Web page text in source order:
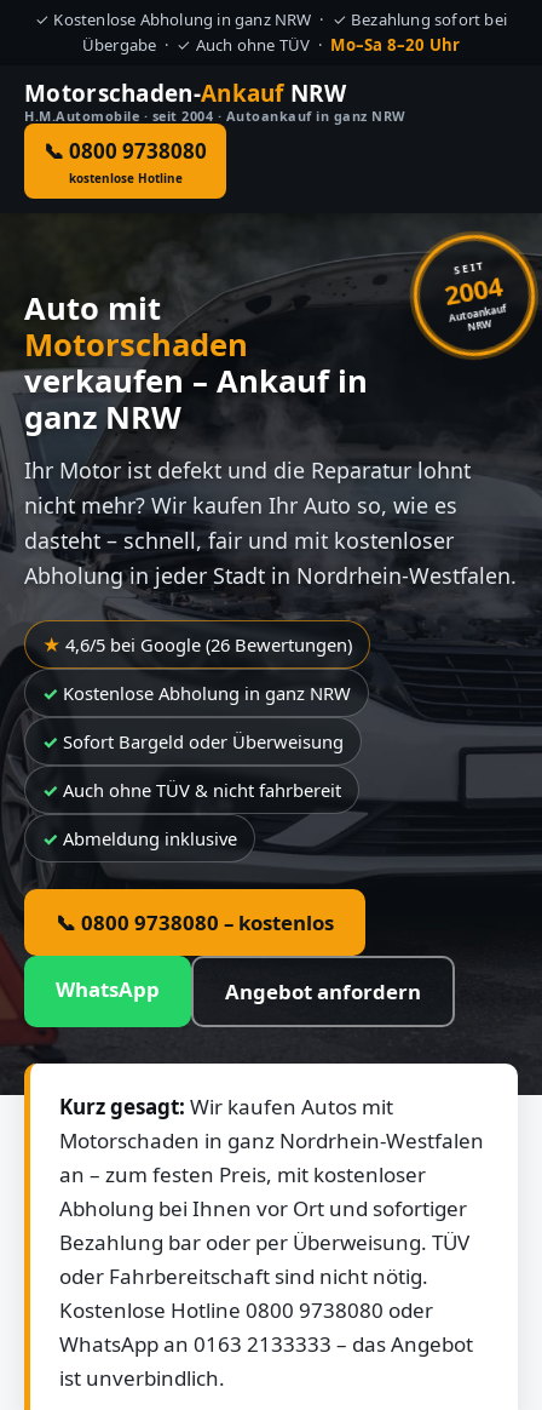
✓ Kostenlose Abholung in ganz NRW · ✓ Bezahlung sofort bei
Übergabe · ✓ Auch ohne TÜV · Mo–Sa 8–20 Uhr
Motorschaden-AnkaufNRW
H.M.Automobile · seit 2004 · Autoankauf in ganz NRW
📞 0800 9738080
kostenlose Hotline
SEIT
2004
Autoankauf
NRW
Auto mit
Motorschaden
verkaufen – Ankauf in
ganz NRW
Ihr Motor ist defekt und die Reparatur lohnt
nicht mehr? Wir kaufen Ihr Auto so, wie es
dasteht – schnell, fair und mit kostenloser
Abholung in jeder Stadt in Nordrhein-Westfalen.
4,6/5 bei Google (26 Bewertungen)
Kostenlose Abholung in ganz NRW
Sofort Bargeld oder Überweisung
Auch ohne TÜV & nicht fahrbereit
Abmeldung inklusive
📞 0800 9738080 – kostenlos
WhatsApp Angebot anfordern
Kurz gesagt: Wir kaufen Autos mit
Motorschaden in ganz Nordrhein-Westfalen
an – zum festen Preis, mit kostenloser
Abholung bei Ihnen vor Ort und sofortiger
Bezahlung bar oder per Überweisung. TÜV
oder Fahrbereitschaft sind nicht nötig.
Kostenlose Hotline 0800 9738080 oder
WhatsApp an 0163 2133333 – das Angebot
ist unverbindlich.